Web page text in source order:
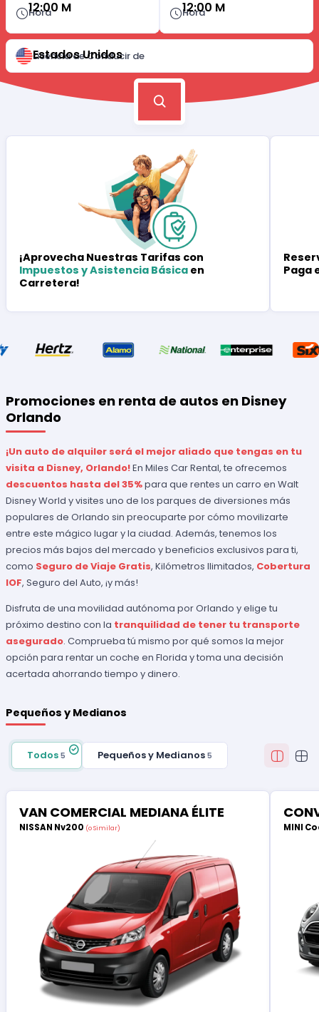
Hora
12:00 M Hora
12:00 M
Licencia de Conducir de
Estados Unidos
¡Aprovecha Nuestras Tarifas con
Impuestos y Asistencia Básica en
Carretera!
Paga
Promociones en renta de autos en Disney
Orlando
¡Un auto de alquiler será el mejor aliado que tengas en tu
visita a Disney, Orlando!En Miles Car Rental, te ofrecemos
descuentos hasta del 35%para que rentes un carro en Walt
Disney World y visites uno de los parques de diversiones más
populares de Orlando sin preocuparte por cómo movilizarte
entre este mágico lugar y la ciudad. Además, tenemos los
precios más bajos del mercado y beneficios exclusivos para ti,
como Seguro de Viaje Gratis, Kilómetros Ilimitados, Cobertura
IOF, Seguro del Auto, ¡y más!
Disfruta de una movilidad autónoma por Orlando y elige tu
próximo destino con la tranquilidad de tener tu transporte
asegurado. Comprueba tú mismo por qué somos la mejor
opción para rentar un coche en Florida y toma una decisión
acertada ahorrando tiempo y dinero.
Pequeños y Medianos
Todos5 Pequeños y Medianos 5
VAN COMERCIAL MEDIANA ÉLITE
NISSAN Nv200 (o Similar) MINI